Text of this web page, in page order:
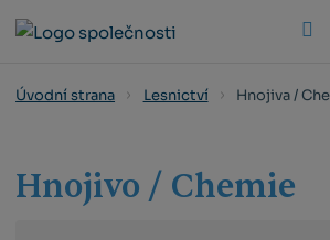
Úvodní strana Lesnictví Hnojiva /
Hnojivo / Chemie